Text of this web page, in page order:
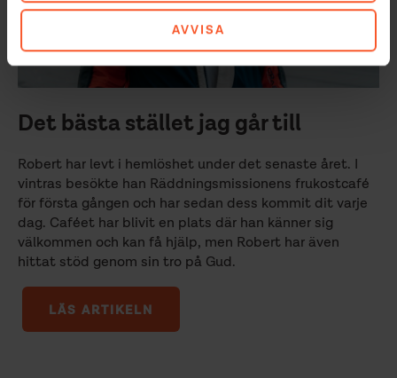
AVVISA
Det bästa stället jag går till
Robert har levt i hemlöshet under det senaste året. I
vintras besökte han Räddningsmissionens frukostcafé
för första gången och har sedan dess kommit dit varje
dag. Caféet har blivit en plats där han känner sig
välkommen och kan få hjälp, men Robert har även
hittat stöd genom sin tro på Gud.
LÄS ARTIKELN